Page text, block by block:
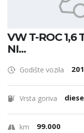
VW T-ROC 1,6
NI...
Godište vozila
Vrsta goriva
km 99.000